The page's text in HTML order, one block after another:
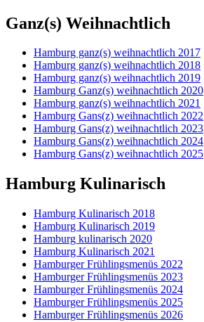
Ganz(s) Weihnachtlich
Hamburg ganz(s) weihnachtlich 2017
Hamburg ganz(s) weihnachtlich 2018
Hamburg ganz(s) weihnachtlich 2019
Hamburg Ganz(s) weihnachtlich 2020
Hamburg ganz(s) weihnachtlich 2021
Hamburg Gans(z) weihnachtlich 2022
Hamburg Gans(z) weihnachtlich 2023
Hamburg Gans(z) weihnachtlich 2024
Hamburg Gans(z) weihnachtlich 2025
Hamburg Kulinarisch
Hamburg Kulinarisch 2018
Hamburg Kulinarisch 2019
Hamburg kulinarisch 2020
Hamburg Kulinarisch 2021
Hamburger Frühlingsmenüs 2022
Hamburger Frühlingsmenüs 2023
Hamburger Frühlingsmenüs 2024
Hamburger Frühlingsmenüs 2025
Hamburger Frühlingsmenüs 2026